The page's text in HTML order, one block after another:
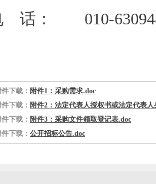
话： 010-
件下载： 附件1：采购需求.doc
件下载： 附件2：法定代表人授权书或法定代表人
件下载： 附件3：采购文件领取登记表.doc
件下载： 公开招标公告.doc